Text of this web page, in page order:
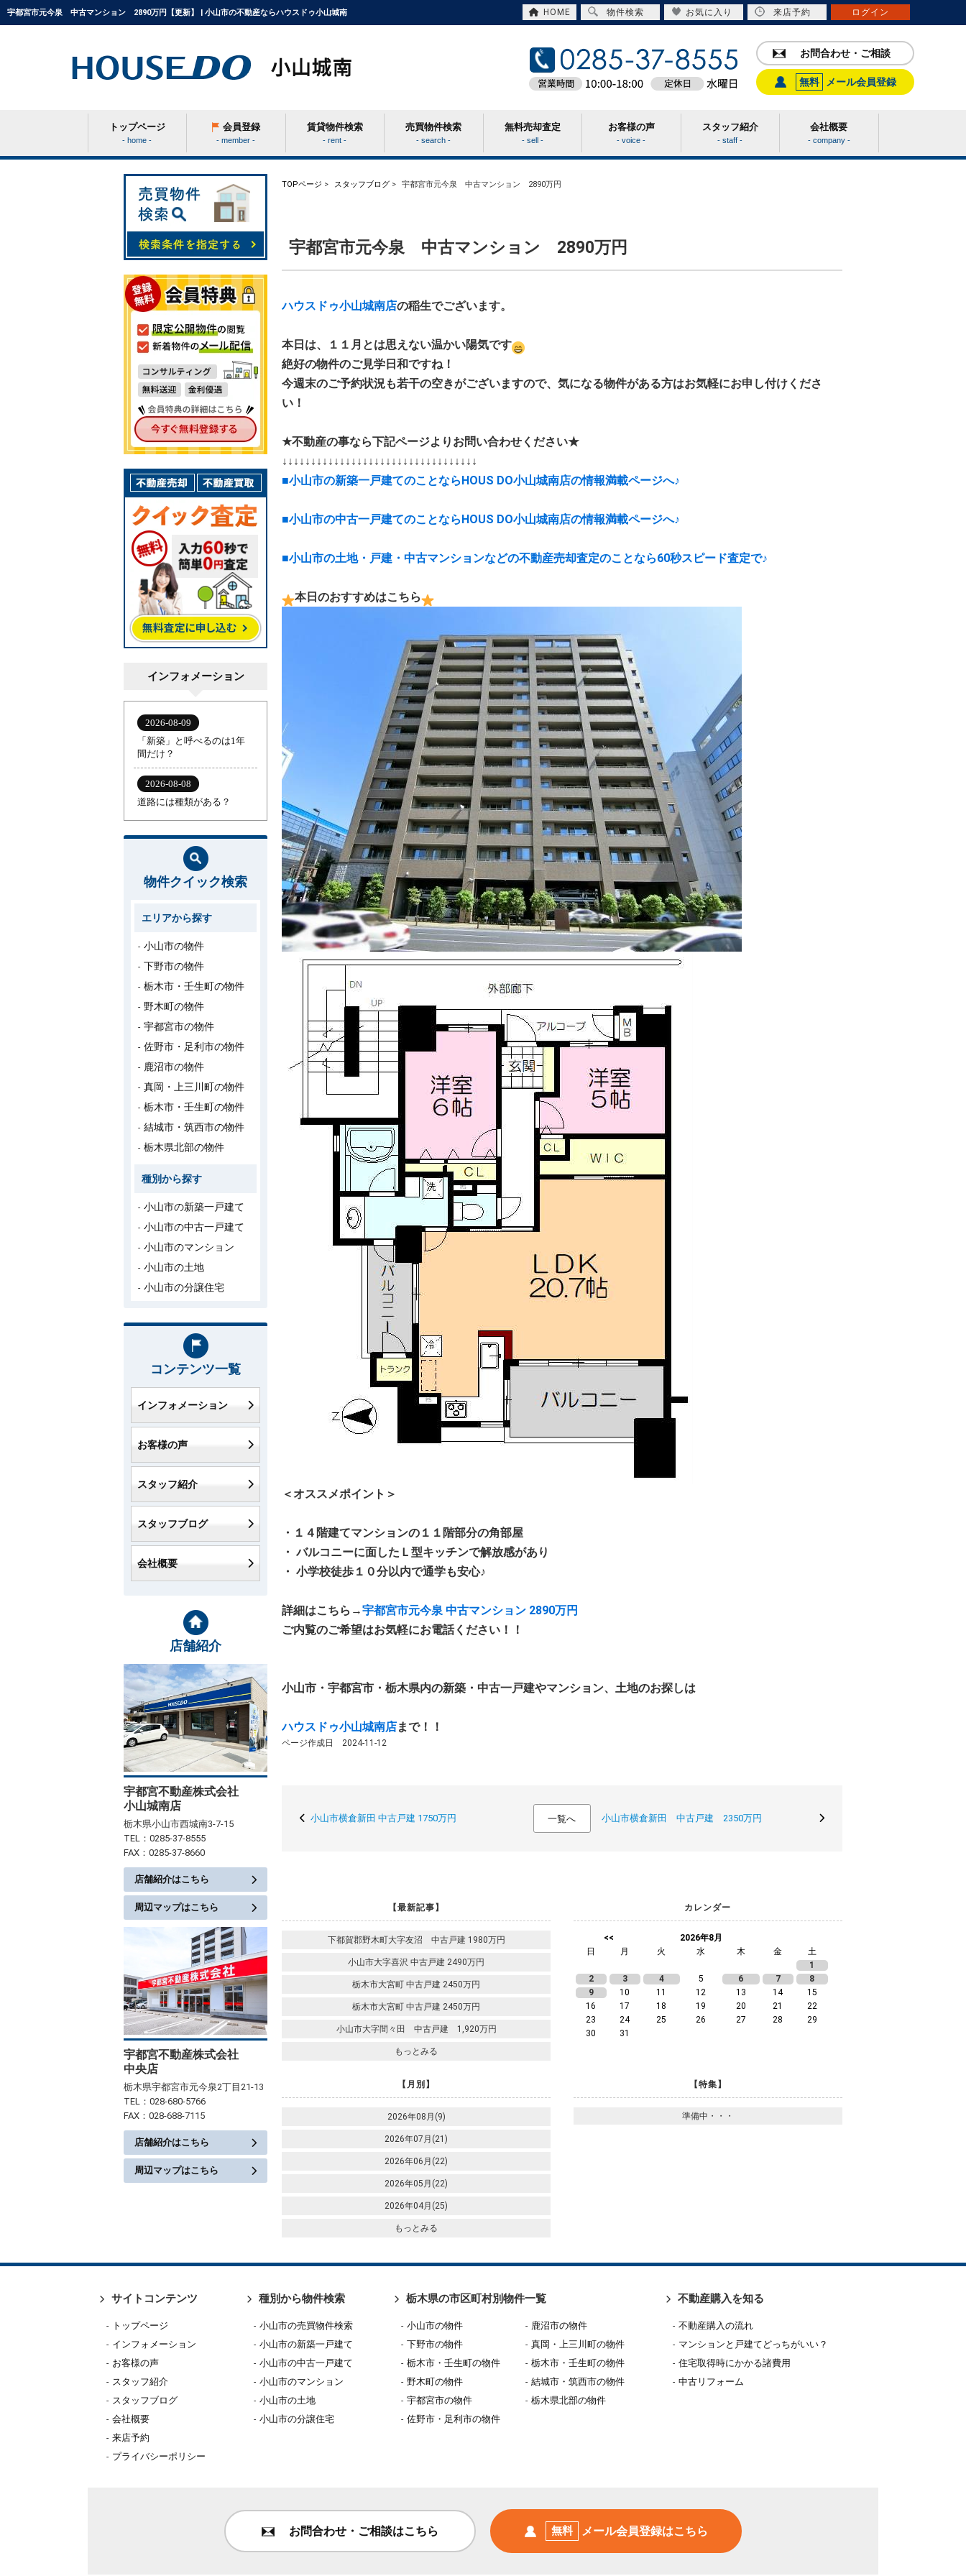
宇都宮市元今泉 中古マンション 2890万円【更新】 | 小山市の不動産ならハウスドゥ小山城南 HOME 物件検索 お気に入り 来店予約 ログイン
お問合わせ・ご相談
無料 メール会員登録
トップページ
- home -
会員登録
- member -
賃貸物件検索
- rent -
売買物件検索
- search -
条件から探す
学区から探す
町名から探す
無料売却査定
- sell -
お客様の声
- voice -
スタッフ紹介
- staff -
会社概要
- company -
TOPページ > スタッフブログ > 宇都宮市元今泉 中古マンション 2890万円
宇都宮市元今泉 中古マンション 2890万円
ハウスドゥ小山城南店の稲生でございます。
本日は、１１月とは思えない温かい陽気です
絶好の物件のご見学日和ですね！
今週末のご予約状況も若干の空きがございますので、気になる物件がある方はお気軽にお申し付けくださ
い！
★不動産の事なら下記ページよりお問い合わせください★
↓↓↓↓↓↓↓↓↓↓↓↓↓↓↓↓↓↓↓↓↓↓↓↓↓↓↓↓↓↓↓↓↓↓
■小山市の新築一戸建てのことならHOUS DO小山城南店の情報満載ページへ♪
■小山市の中古一戸建てのことならHOUS DO小山城南店の情報満載ページへ♪
■小山市の土地・戸建・中古マンションなどの不動産売却査定のことなら60秒スピード査定で♪
本日のおすすめはこちら
＜オススメポイント＞
・１４階建てマンションの１１階部分の角部屋
・ バルコニーに面したＬ型キッチンで解放感があり
・ 小学校徒歩１０分以内で通学も安心♪
詳細はこちら→宇都宮市元今泉 中古マンション 2890万円
ご内覧のご希望はお気軽にお電話ください！！
小山市・宇都宮市・栃木県内の新築・中古一戸建やマンション、土地のお探しは
ハウスドゥ小山城南店まで！！
ページ作成日 2024-11-12
小山市横倉新田 中古戸建 1750万円 一覧へ 小山市横倉新田 中古戸建 2350万円
【最新記事】
下都賀郡野木町大字友沼 中古戸建 1980万円
小山市大字喜沢 中古戸建 2490万円
栃木市大宮町 中古戸建 2450万円
栃木市大宮町 中古戸建 2450万円
小山市大字間々田 中古戸建 1,920万円
もっとみる
カレンダー
<<
2026年8月
日
月 火 水 木 金
土
1
2
3 4 5 6 7
8
9
10 11 12 13 14
15
16
17 18 19 20 21
22
23
24 25 26 27 28
29
30
31
【月別】
2026年08月(9)
2026年07月(21)
2026年06月(22)
2026年05月(22)
2026年04月(25)
もっとみる
【特集】
準備中・・・
インフォメーション
物件クイック検索
エリアから探す
小山市の物件
下野市の物件
栃木市・壬生町の物件
野木町の物件
宇都宮市の物件
佐野市・足利市の物件
鹿沼市の物件
真岡・上三川町の物件
栃木市・壬生町の物件
結城市・筑西市の物件
栃木県北部の物件
種別から探す
小山市の新築一戸建て
小山市の中古一戸建て
小山市のマンション
小山市の土地
小山市の分譲住宅
コンテンツ一覧
インフォメーション
お客様の声
スタッフ紹介
スタッフブログ
会社概要
店舗紹介
宇都宮不動産株式会社
小山城南店
栃木県小山市西城南3-7-15
TEL：0285-37-8555
FAX：0285-37-8660
店舗紹介はこちら
周辺マップはこちら
宇都宮不動産株式会社
中央店
栃木県宇都宮市元今泉2丁目21-13
TEL：028-680-5766
FAX：028-688-7115
店舗紹介はこちら
周辺マップはこちら
サイトコンテンツ
トップページ
インフォメーション
お客様の声
スタッフ紹介
スタッフブログ
会社概要
来店予約
プライバシーポリシー
種別から物件検索
小山市の売買物件検索
小山市の新築一戸建て
小山市の中古一戸建て
小山市のマンション
小山市の土地
小山市の分譲住宅
栃木県の市区町村別物件一覧
小山市の物件
下野市の物件
栃木市・壬生町の物件
野木町の物件
宇都宮市の物件
佐野市・足利市の物件
鹿沼市の物件
真岡・上三川町の物件
栃木市・壬生町の物件
結城市・筑西市の物件
栃木県北部の物件
不動産購入を知る
不動産購入の流れ
マンションと戸建てどっちがいい？
住宅取得時にかかる諸費用
中古リフォーム
お問合わせ・ご相談はこちら 無料 メール会員登録はこちら